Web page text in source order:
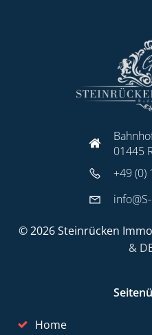
01445
+49 (0)
© 2026 Steinrücken
&
Home